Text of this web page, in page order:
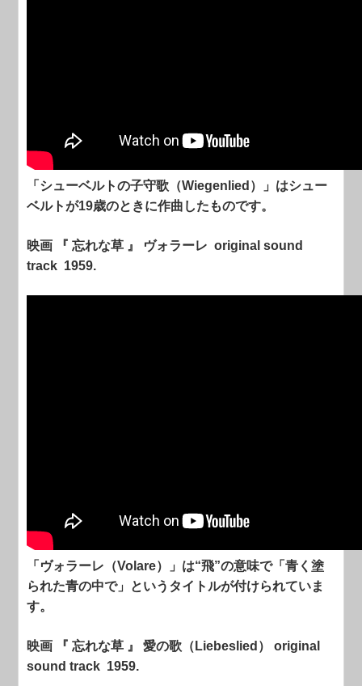
「シューベルトの子守歌（Wiegenlied）」はシュー
ベルトが19歳のときに作曲したものです。
映画 『 忘れな草 』 ヴォラーレ original sound
track 1959.
「ヴォラーレ（Volare）」は“飛”の意味で「青く塗
られた青の中で」というタイトルが付けられていま
す。
映画 『 忘れな草 』 愛の歌（Liebeslied） original
sound track 1959.